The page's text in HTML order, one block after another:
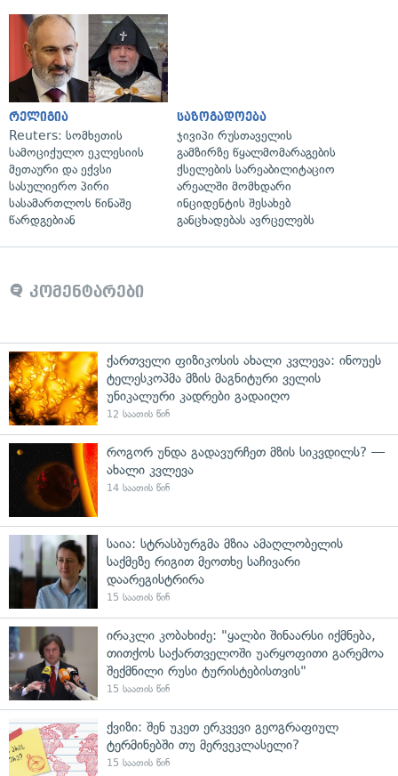
რელიგია
Reuters: სომხეთის
სამოციქულო ეკლესიის
მეთაური და ექვსი
სასულიერო პირი
სასამართლოს წინაშე
წარდგებიან
საზოგადოება
ჯივიპი რუსთაველის
გამზირზე წყალმომარაგების
ქსელების სარეაბილიტაციო
არეალში მომხდარი
ინციდენტის შესახებ
განცხადებას ავრცელებს
კომენტარები
ქართველი ფიზიკოსის ახალი კვლევა: ინოუეს
ტელესკოპმა მზის მაგნიტური ველის
უნიკალური კადრები გადაიღო
12 საათის წინ
როგორ უნდა გადავურჩეთ მზის სიკვდილს? —
ახალი კვლევა
14 საათის წინ
საია: სტრასბურგმა მზია ამაღლობელის
საქმეზე რიგით მეოთხე საჩივარი
დაარეგისტრირა
15 საათის წინ
ირაკლი კობახიძე: "ყალბი შინაარსი იქმნება,
თითქოს საქართველოში უარყოფითი გარემოა
შექმნილი რუსი ტურისტებისთვის"
15 საათის წინ
ქვიზი: შენ უკეთ ერკვევი გეოგრაფიულ
ტერმინებში თუ მერვეკლასელი?
15 საათის წინ